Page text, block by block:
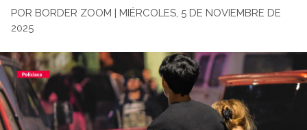
POR BORDER ZOOM | MIÉRCOLES, 5 DE NOVIEMBRE DE
2025